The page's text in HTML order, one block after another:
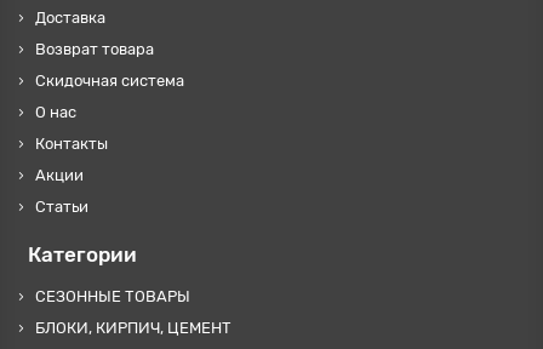
Доставка
Возврат товара
Скидочная система
О нас
Контакты
Акции
Статьи
Категории
СЕЗОННЫЕ ТОВАРЫ
БЛОКИ, КИРПИЧ, ЦЕМЕНТ